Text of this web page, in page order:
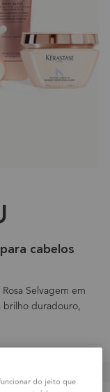
cabelos
Selvagem em
brilho duradouro,
do jeito que